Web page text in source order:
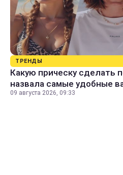
ТРЕНДЫ
Какую прическу сделать
назвала самые удобные
09 августа 2026, 09:33